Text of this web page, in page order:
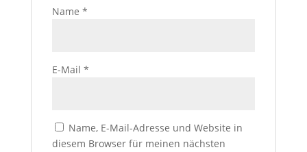
Name *
E-Mail *
Name, E-Mail-Adresse und Website in
diesem Browser für meinen nächsten